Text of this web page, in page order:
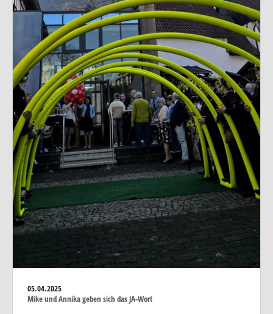
05.04.2025
Mike und Annika geben sich das JA-Wort